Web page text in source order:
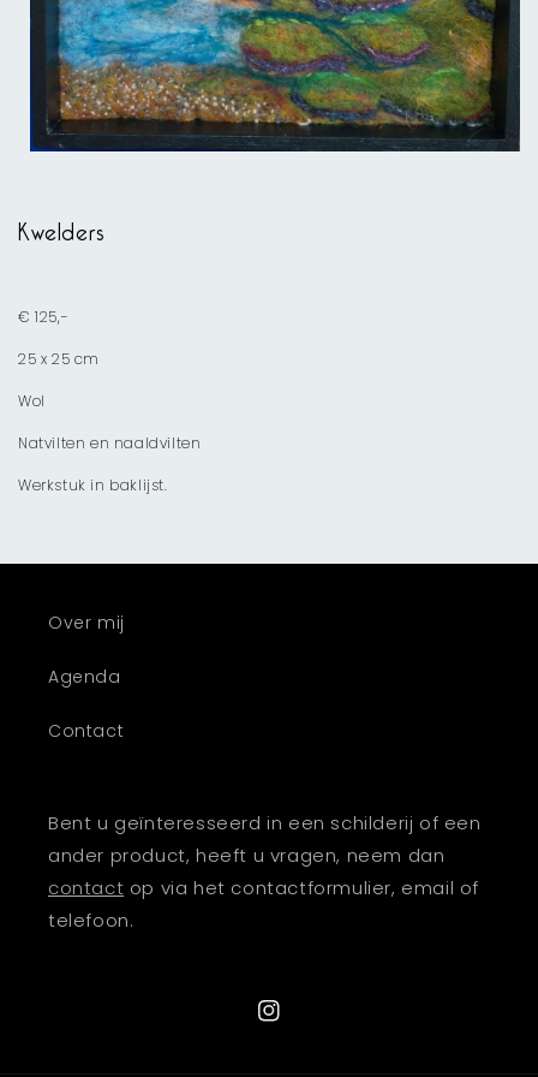
modaal
Kwelders
€ 125,-
25 x 25 cm
Wol
Natvilten en naaldvilten
Werkstuk in baklijst.
Over mij
Agenda
Contact
Bent u geïnteresseerd in een schilderij of een
ander product, heeft u vragen, neem dan
contact op via het contactformulier, email of
telefoon.
Instagram